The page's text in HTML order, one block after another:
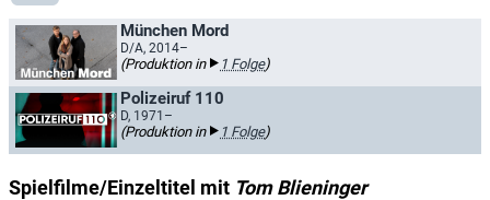
München Mord
D/A, 2014–
(Produktion in 1 Folge)
Polizeiruf 110
D, 1971–
(Produktion in 1 Folge)
Spielfilme/Einzeltitel mit Tom Blieninger